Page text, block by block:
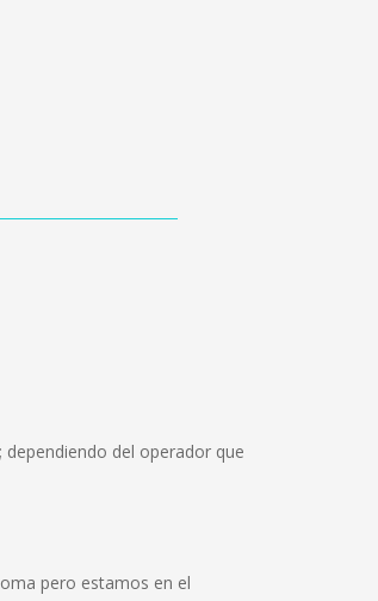
dependiendo del operador que
pero estamos en el